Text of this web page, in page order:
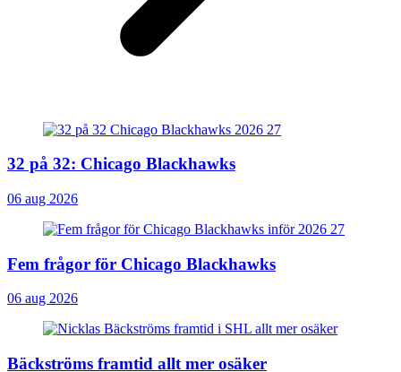
32 på 32: Chicago Blackhawks
06 aug 2026
Fem frågor för Chicago Blackhawks
06 aug 2026
Bäckströms framtid allt mer osäker